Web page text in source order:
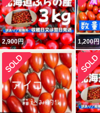
2,900円 1,200円